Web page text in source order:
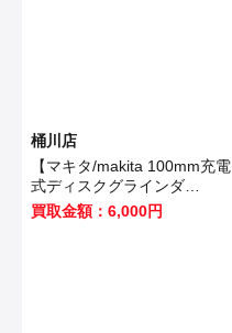
桶川店
【マキタ/makita 100mm充電
式ディスクグラインダ
GA403DRGN】桶川市のお客
様から買取いたしました！
買取金額：6,000円